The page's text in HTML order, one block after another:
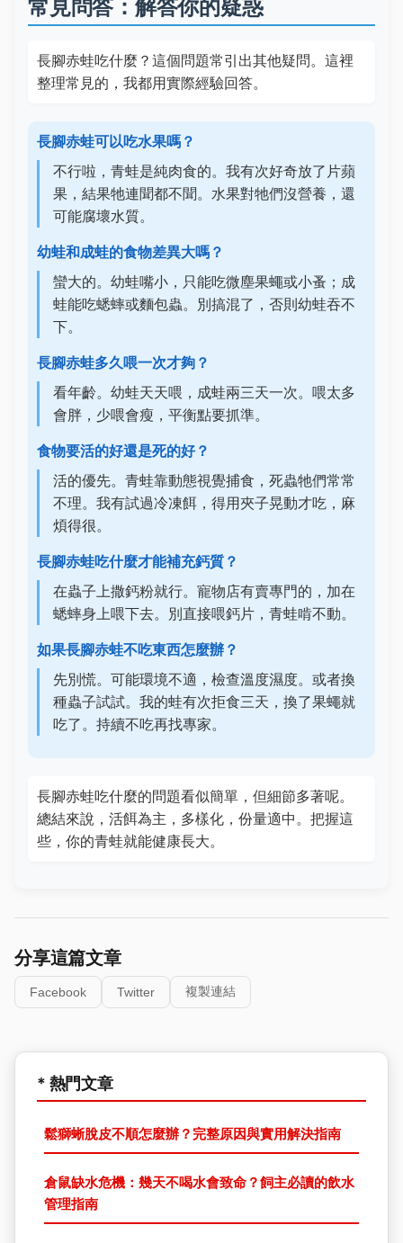
常見問答：解答你的疑惑
長腳赤蛙吃什麼？這個問題常引出其他疑問。這裡
整理常見的，我都用實際經驗回答。
長腳赤蛙可以吃水果嗎？
不行啦，青蛙是純肉食的。我有次好奇放了片蘋
果，結果牠連聞都不聞。水果對牠們沒營養，還
可能腐壞水質。
幼蛙和成蛙的食物差異大嗎？
蠻大的。幼蛙嘴小，只能吃微塵果蠅或小蚤；成
蛙能吃蟋蟀或麵包蟲。別搞混了，否則幼蛙吞不
下。
長腳赤蛙多久喂一次才夠？
看年齡。幼蛙天天喂，成蛙兩三天一次。喂太多
會胖，少喂會瘦，平衡點要抓準。
食物要活的好還是死的好？
活的優先。青蛙靠動態視覺捕食，死蟲牠們常常
不理。我有試過冷凍餌，得用夾子晃動才吃，麻
煩得很。
長腳赤蛙吃什麼才能補充鈣質？
在蟲子上撒鈣粉就行。寵物店有賣專門的，加在
蟋蟀身上喂下去。別直接喂鈣片，青蛙啃不動。
如果長腳赤蛙不吃東西怎麼辦？
先別慌。可能環境不適，檢查溫度濕度。或者換
種蟲子試試。我的蛙有次拒食三天，換了果蠅就
吃了。持續不吃再找專家。
長腳赤蛙吃什麼的問題看似簡單，但細節多著呢。
總結來說，活餌為主，多樣化，份量適中。把握這
些，你的青蛙就能健康長大。
分享這篇文章
Facebook Twitter 複製連結
* 熱門文章
鬆獅蜥脫皮不順怎麼辦？完整原因與實用解決指南
倉鼠缺水危機：幾天不喝水會致命？飼主必讀的飲水
管理指南